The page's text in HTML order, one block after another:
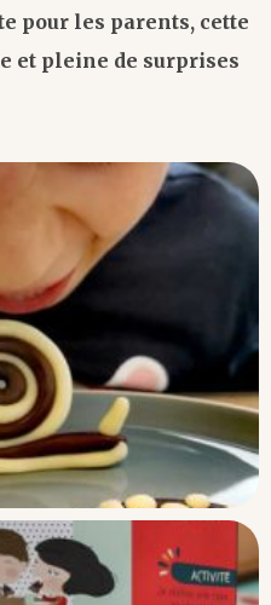
pour les parents, cette
et pleine de surprises